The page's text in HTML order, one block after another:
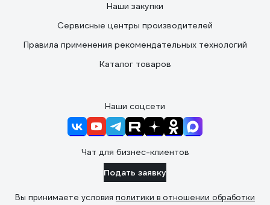
Наши закупки
Сервисные центры производителей
Правила применения рекомендательных технологий
Каталог товаров
Наши соцсети
Чат для бизнес-клиентов
Подать заявку
Вы принимаете условия политики в отношении обработки